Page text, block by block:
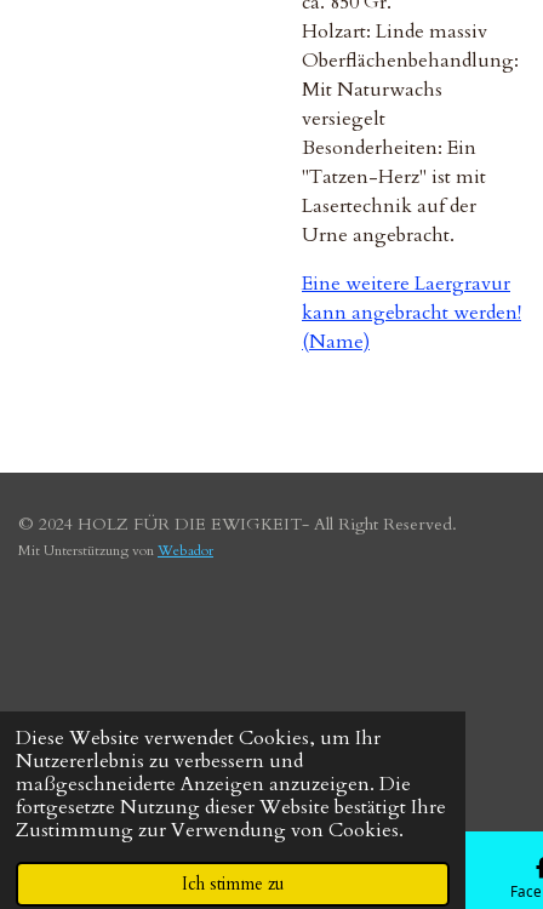
Diese Website verwendet Cookies, um Ihr
Nutzererlebnis zu verbessern und
maßgeschneiderte Anzeigen anzuzeigen. Die
fortgesetzte Nutzung dieser Website bestätigt Ihre
Zustimmung zur Verwendung von Cookies.
Ich stimme zu
Holzart: Linde massiv
Oberflächenbehandlung:
Mit Naturwachs
versiegelt
Besonderheiten: Ein
"Tatzen-Herz" ist mit
Lasertechnik auf der
Urne angebracht.
Eine weitere Laergravur
kann angebracht werden!
(Name)
© 2024 HOLZ FÜR DIE EWIGKEIT- All Right Reserved.
Mit Unterstützung vonWebador
Telefon